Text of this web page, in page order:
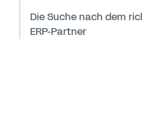
Die Suche nach dem
ERP-Partner